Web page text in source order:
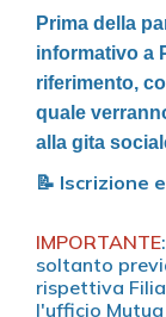
Prima della
informativo a
riferimento,
quale
alla gita
📝 Iscrizione
IMPORTANTE
soltanto
rispettiva
l'ufficio